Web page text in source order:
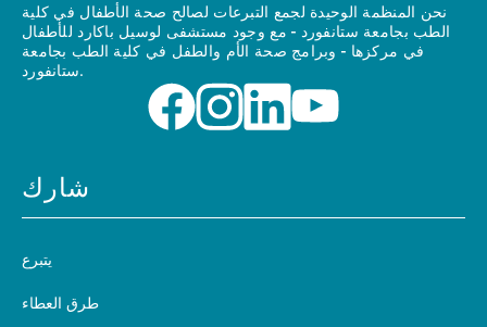
نحن المنظمة الوحيدة لجمع التبرعات لصالح صحة الأطفال في كلية
الطب بجامعة ستانفورد - مع وجود مستشفى لوسيل باكارد للأطفال
في مركزها - وبرامج صحة الأم والطفل في كلية الطب بجامعة
ستانفورد.
شارك
يتبرع
طرق العطاء